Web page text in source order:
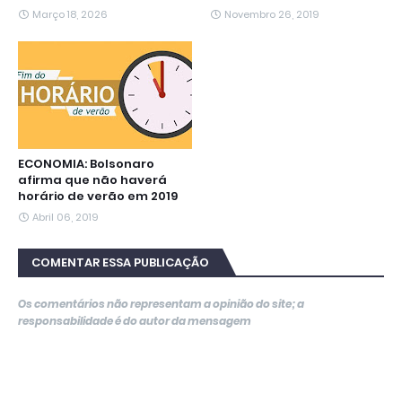
Março 18, 2026 Novembro 26, 2019
ECONOMIA: Bolsonaro
afirma que não haverá
horário de verão em 2019
Abril 06, 2019
COMENTAR ESSA PUBLICAÇÃO
Os comentários não representam a opinião do site; a
responsabilidade é do autor da mensagem